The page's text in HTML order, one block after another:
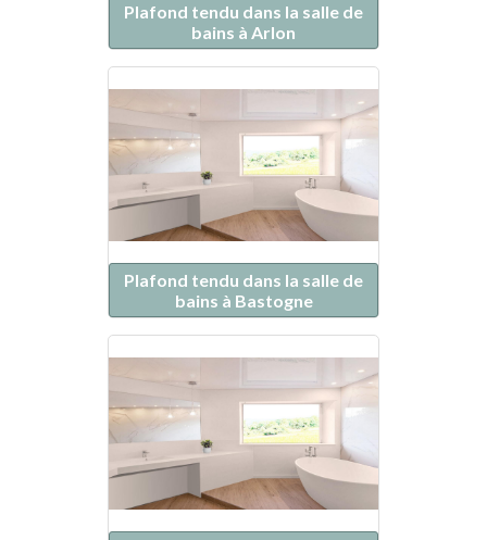
Plafond tendu dans la salle de
bains à Arlon
Plafond tendu dans la salle de
bains à Bastogne